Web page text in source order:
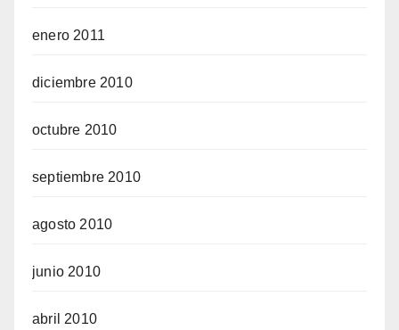
enero 2011
diciembre 2010
octubre 2010
septiembre 2010
agosto 2010
junio 2010
abril 2010